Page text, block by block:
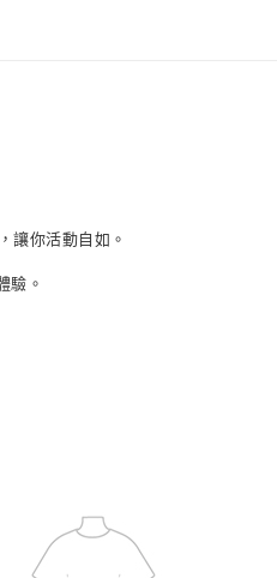
含以上)免運費
含以上)免運費
讓你活動自如。
驗。